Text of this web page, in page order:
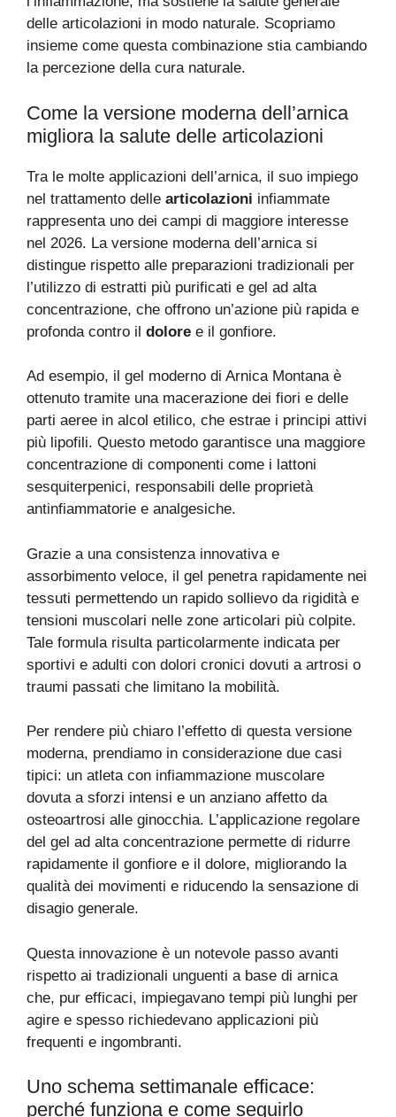
delle articolazioni in modo naturale. Scopriamo
insieme come questa combinazione stia cambiando
la percezione della cura naturale.
Come la versione moderna dell’arnica
migliora la salute delle articolazioni
Tra le molte applicazioni dell’arnica, il suo impiego
nel trattamento delle articolazioni infiammate
rappresenta uno dei campi di maggiore interesse
nel 2026. La versione moderna dell’arnica si
distingue rispetto alle preparazioni tradizionali per
l’utilizzo di estratti più purificati e gel ad alta
concentrazione, che offrono un’azione più rapida e
profonda contro il dolore e il gonfiore.
Ad esempio, il gel moderno di Arnica Montana è
ottenuto tramite una macerazione dei fiori e delle
parti aeree in alcol etilico, che estrae i principi attivi
più lipofili. Questo metodo garantisce una maggiore
concentrazione di componenti come i lattoni
sesquiterpenici, responsabili delle proprietà
antinfiammatorie e analgesiche.
Grazie a una consistenza innovativa e
assorbimento veloce, il gel penetra rapidamente nei
tessuti permettendo un rapido sollievo da rigidità e
tensioni muscolari nelle zone articolari più colpite.
Tale formula risulta particolarmente indicata per
sportivi e adulti con dolori cronici dovuti a artrosi o
traumi passati che limitano la mobilità.
Per rendere più chiaro l’effetto di questa versione
moderna, prendiamo in considerazione due casi
tipici: un atleta con infiammazione muscolare
dovuta a sforzi intensi e un anziano affetto da
osteoartrosi alle ginocchia. L’applicazione regolare
del gel ad alta concentrazione permette di ridurre
rapidamente il gonfiore e il dolore, migliorando la
qualità dei movimenti e riducendo la sensazione di
disagio generale.
Questa innovazione è un notevole passo avanti
rispetto ai tradizionali unguenti a base di arnica
che, pur efficaci, impiegavano tempi più lunghi per
agire e spesso richiedevano applicazioni più
frequenti e ingombranti.
Uno schema settimanale efficace:
perché funziona e come seguirlo